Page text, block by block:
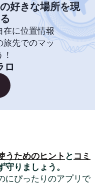
好きな場所を現
在に位置情報
旅先でのマッ
ロ
うためのヒント と コミ
守りましょう。
にぴったりのアプリで